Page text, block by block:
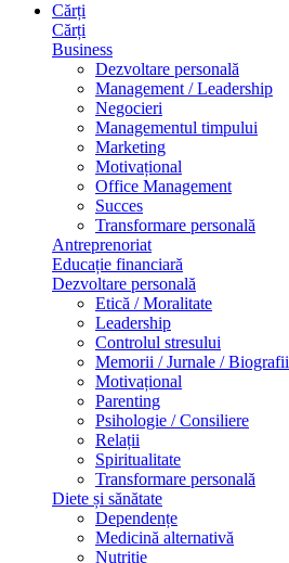
Cărți
Cărți
Business
Dezvoltare personală
Management / Leadership
Negocieri
Managementul timpului
Marketing
Motivațional
Office Management
Succes
Transformare personală
Antreprenoriat
Educație financiară
Dezvoltare personală
Etică / Moralitate
Leadership
Controlul stresului
Memorii / Jurnale / Biografii
Motivațional
Parenting
Psihologie / Consiliere
Relații
Spiritualitate
Transformare personală
Diete și sănătate
Dependențe
Medicină alternativă
Nutriție